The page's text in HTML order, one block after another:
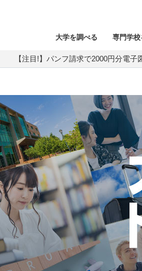
大学を調べる 専門学
【注目!】パンフ請求で2000円分電子